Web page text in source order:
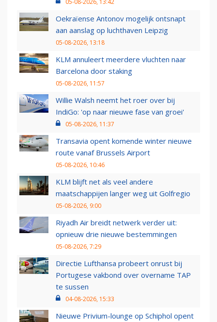
05-08-2026, 13:42
Oekraïense Antonov mogelijk ontsnapt
aan aanslag op luchthaven Leipzig
05-08-2026, 13:18
KLM annuleert meerdere vluchten naar
Barcelona door staking
05-08-2026, 11:57
Willie Walsh neemt het roer over bij
IndiGo: 'op naar nieuwe fase van groei'
05-08-2026, 11:37
Transavia opent komende winter nieuwe
route vanaf Brussels Airport
05-08-2026, 10:46
KLM blijft net als veel andere
maatschappijen langer weg uit Golfregio
05-08-2026, 9:00
Riyadh Air breidt netwerk verder uit:
opnieuw drie nieuwe bestemmingen
05-08-2026, 7:29
Directie Lufthansa probeert onrust bij
Portugese vakbond over overname TAP
te sussen
04-08-2026, 15:33
Nieuwe Privium-lounge op Schiphol opent